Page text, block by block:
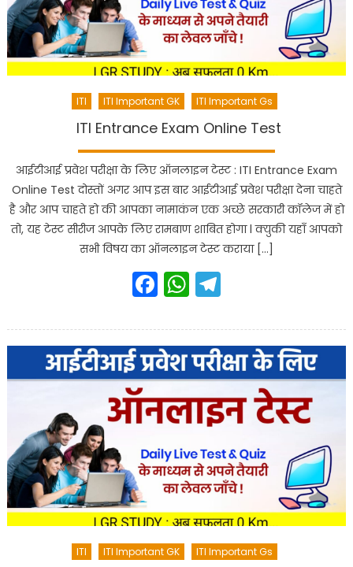
ITI ITI Important GK ITI Important Gs
ITI Entrance Exam Online Test
आईटीआई प्रवेश परीक्षा के लिए ऑनलाइन टेस्ट : ITI Entrance Exam
Online Test दोस्तों अगर आप इस बार आईटीआई प्रवेश परीक्षा देना चाहते
है और आप चाहते हो की आपका नामाकंन एक अच्छे सरकारी कॉलेज में हो
तो, यह टेस्ट सीरीज आपके लिए रामबाण शाबित होगा l क्युकी यहाँ आपको
सभी विषय का ऑनलाइन टेस्ट कराया […]
Facebook
WhatsApp
ITI ITI Important GK ITI Important Gs